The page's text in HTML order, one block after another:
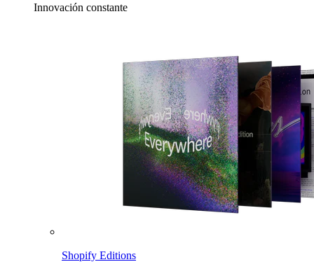
Innovación constante
Shopify Editions